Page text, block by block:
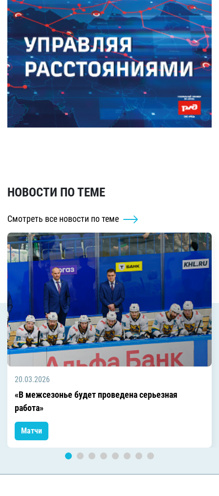
НОВОСТИ ПО ТЕМЕ
Смотреть все новости по теме
20.03.2026
«В межсезонье будет проведена серьезная
работа»
Матчи